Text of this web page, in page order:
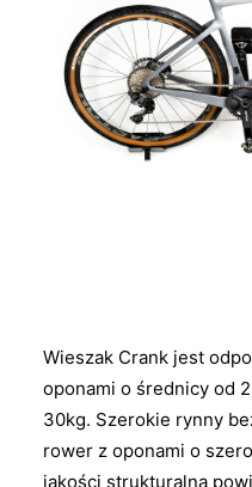
Wieszak Crank jest
oponami o średnicy od
30kg. Szerokie rynny
rower z oponami o
jakości strukturalna